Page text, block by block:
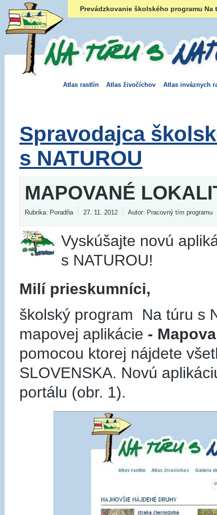
Prevádzkovanie školského programu
Atlas rastlín Atlas živočíchov Atlas inváznych
Spravodajca
s NATUROU
MAPOVANÉ
Rubrika: Poradňa 27. 11. 2012 Autor: Pracovný tím programu
Vyskúšajte novú
s NATUROU!
Milí prieskumníci,
školský program Na túru s
mapovej aplikácie -
pomocou ktorej nájdete
SLOVENSKA. Novú
portálu (obr. 1).